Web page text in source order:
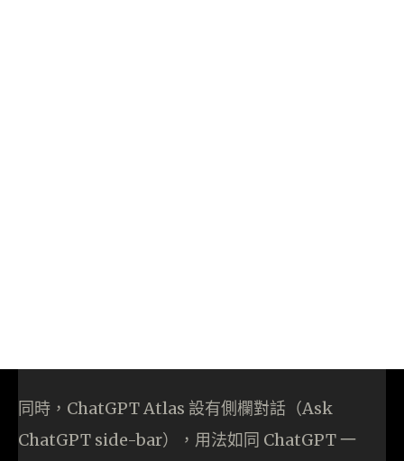
同時，ChatGPT Atlas 設有側欄對話（Ask
ChatGPT side-bar），用法如同 ChatGPT 一